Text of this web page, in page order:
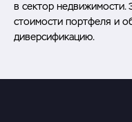
в сектор недвижимости.
стоимости портфеля и
диверсификацию.